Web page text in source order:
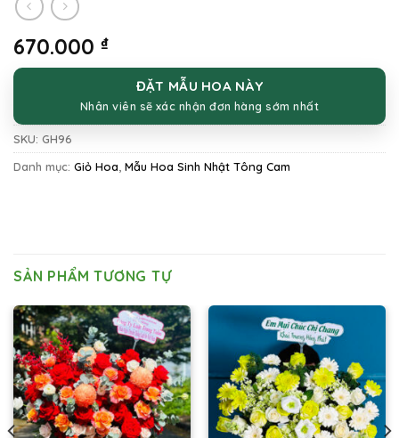
670.000 ₫
ĐẶT MẪU HOA NÀY
Nhân viên sẽ xác nhận đơn hàng sớm nhất
SKU: GH96
Danh mục: Giỏ Hoa Mẫu Hoa Sinh Nhật Tông Cam
SẢN PHẨM TƯƠNG TỰ